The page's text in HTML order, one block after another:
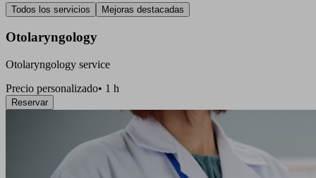
Todos los servicios Mejoras destacadas
Otolaryngology
Otolaryngology service
Precio personalizado• 1 h
Reservar